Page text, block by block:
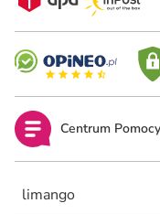
Centrum Pomocy
limango